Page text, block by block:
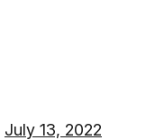
July 13, 2022